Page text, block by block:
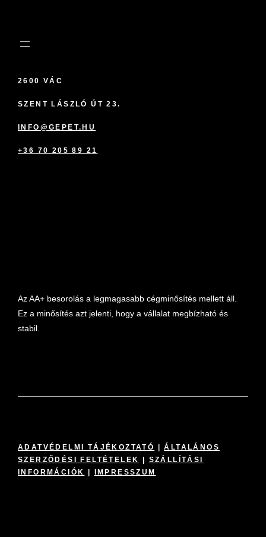
2600 VÁC
SZENT LÁSZLÓ ÚT 23.
INFO@GEPET.HU
+36 70 205 89 21
Az AA+ besorolás a legmagasabb cégminősítés mellett áll.
Ez a minősítés azt jelenti, hogy a vállalat megbízható és
stabil.
ADATVÉDELMI TÁJÉKOZTATÓ |ÁLTALÁNOS
SZERZŐDÉSI FELTÉTELEK
SZÁLLÍTÁSI
INFORMÁCIÓK
IMPRESSZUM